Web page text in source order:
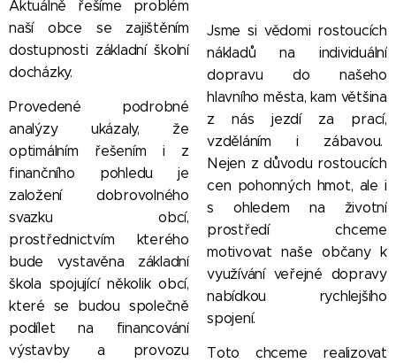
Aktuálně řešíme problém
naší obce se zajištěním
dostupnosti základní školní
docházky.
Provedené podrobné
analýzy ukázaly, že
optimálním řešením i z
finančního pohledu je
založení dobrovolného
svazku obcí,
prostřednictvím kterého
bude vystavěna základní
škola spojující několik obcí,
které se budou společně
podílet na financování
výstavby a provozu
Jsme si vědomi rostoucích
nákladů na individuální
dopravu do našeho
hlavního města, kam většina
z nás jezdí za prací,
vzděláním i zábavou.
Nejen z důvodu rostoucích
cen pohonných hmot, ale i
s ohledem na životní
prostředí chceme
motivovat naše občany k
využívání veřejné dopravy
nabídkou rychlejšího
spojení.
Toto chceme realizovat